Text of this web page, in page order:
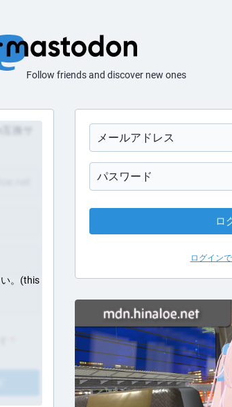
Follow friends and discover new ones
換サ
。(this
ロ
ログイン